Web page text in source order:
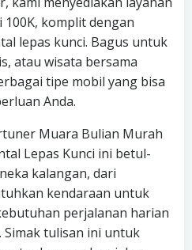
komplit dengan
lepas kunci. Bagus untuk
atau wisata bersama
tipe mobil yang bisa
Anda.
Muara Bulian Murah
Lepas Kunci ini betul-
kalangan, dari
kendaraan untuk
perjalanan harian
Simak tulisan ini untuk